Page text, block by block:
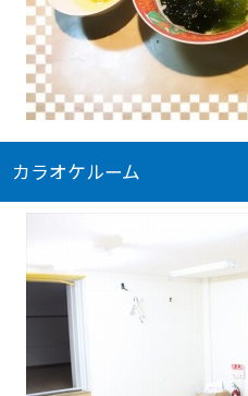
カラオケルーム